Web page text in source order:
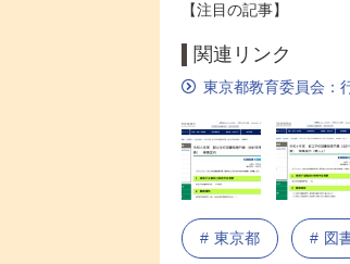
【注目の記事】
関連リンク
東京都教育委員会：
東京都 図